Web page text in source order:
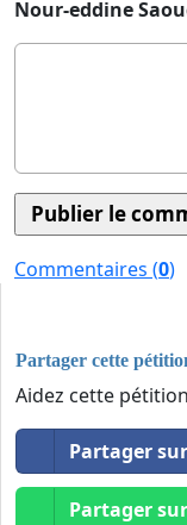
Nour-eddine
Commentaires (0)
Partager cette
Aidez cette
Partager
Partager